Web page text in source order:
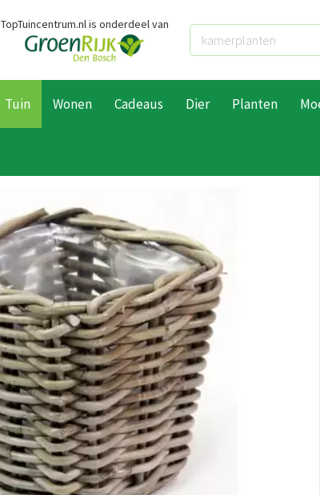
TopTuincentrum.nl is onderdeel van
Tuin Wonen Cadeaus Dier Planten